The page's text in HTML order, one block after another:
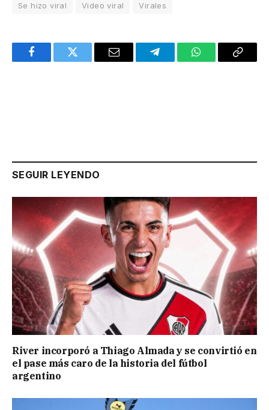
Se hizo viral Video viral Virales
FacebookTwitter Email TelegramWhatsAppCopy
SEGUIR LEYENDO
River incorporó a Thiago Almada y se convirtió en
el pase más caro de la historia del fútbol
argentino